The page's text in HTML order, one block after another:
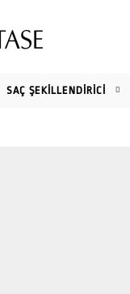
SAÇ ŞEKİLLENDİRİCİ